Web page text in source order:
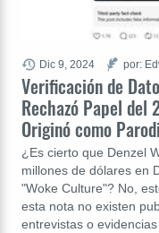
Verificación de
Rechazó Papel del
Originó como
¿Es cierto que Denzel
millones de dólares en
"Woke Culture"? No,
esta nota no existen
entrevistas o
Dic 9, 2024 por: